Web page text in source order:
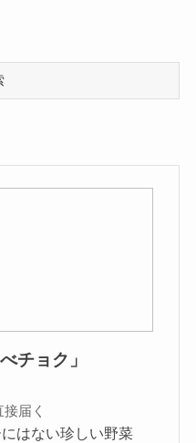
チョク」
届く
はない珍しい野菜